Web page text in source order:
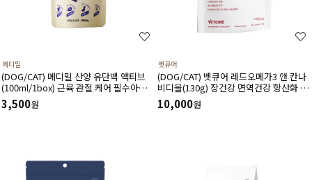
메디밀
(DOG/CAT) 메디밀 산양 유단백 액티브
(100ml/1box) 근육 관절 케어 필수아미
노산 아르기닌 함유 한끼 사료 대용 고단
백 저지방 영양보충제
3,500원
벳큐어
(DOG/CAT) 벳큐어 레드오메가3 앤 칸나
비디올(130g) 장건강 면역건강 항산화 피
부건강 피모건강에 도움
10,000원